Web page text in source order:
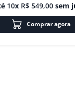
10x R$ 549,00sem
Comprar agora